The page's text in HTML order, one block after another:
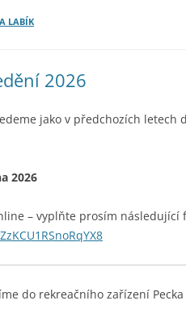
LABÍK
2026
jako v předchozích letech
2026
– vyplňte prosím následující
do rekreačního zařízení